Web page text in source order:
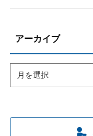
アーカイブ